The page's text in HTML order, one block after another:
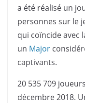
a été réalisé un
personnes sur le
qui coïncide avec
un Major
captivants.
20 535 709
décembre 2018.